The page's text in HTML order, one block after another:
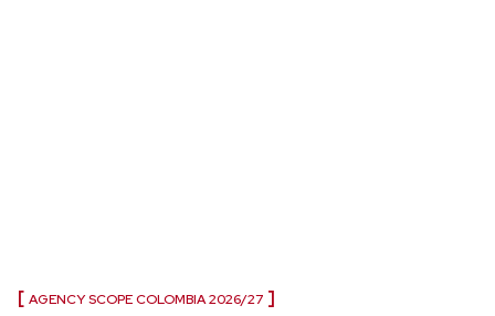
AGENCY SCOPE COLOMBIA 2026/27